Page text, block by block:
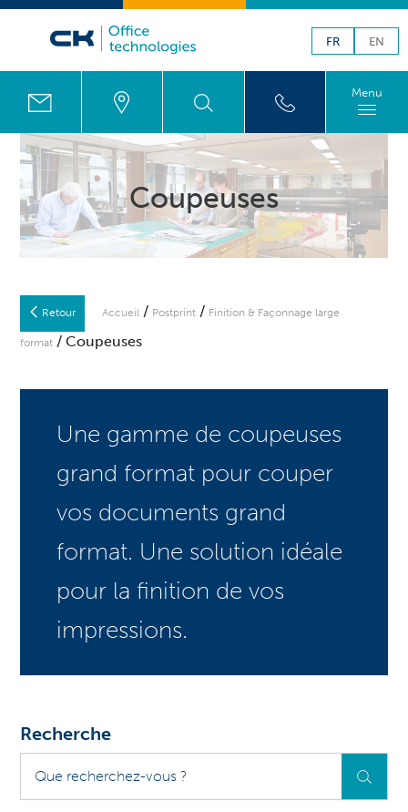
FR EN
Menu
Coupeuses
Retour Accueil / Postprint / Finition & Façonnage large
format / Coupeuses
Une gamme de coupeuses
grand format pour couper
vos documents grand
format. Une solution idéale
pour la finition de vos
impressions.
Recherche
recherchez-
vous